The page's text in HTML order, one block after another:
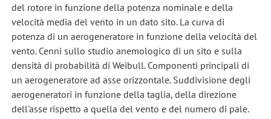
del rotore in funzione della potenza nominale e della
velocità media del vento in un dato sito. La curva di
potenza di un aerogeneratore in funzione della velocità del
vento. Cenni sullo studio anemologico di un sito e sulla
densità di probabilità di Weibull. Componenti principali di
un aerogeneratore ad asse orizzontale. Suddivisione degli
aerogeneratori in funzione della taglia, della direzione
dell'asse rispetto a quella del vento e del numero di pale.